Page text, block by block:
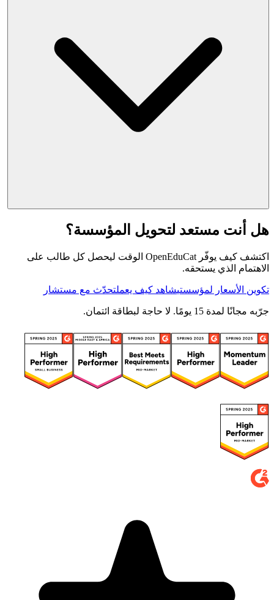
هل أنت مستعد لتحويل المؤسسة؟
اكتشف كيف يوفّر OpenEduCat الوقت ليحصل كل طالب على
الاهتمام الذي يستحقه.
تكوين الأسعار لمؤسستيشاهد كيف يعملتحدّث مع مستشار
جرّبه مجانًا لمدة 15 يومًا. لا حاجة لبطاقة ائتمان.